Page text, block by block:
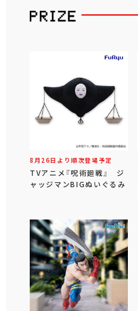
8月26日より順次登場予定
TVアニメ『呪術廻戦』 ジ
ャッジマンBIGぬいぐるみ